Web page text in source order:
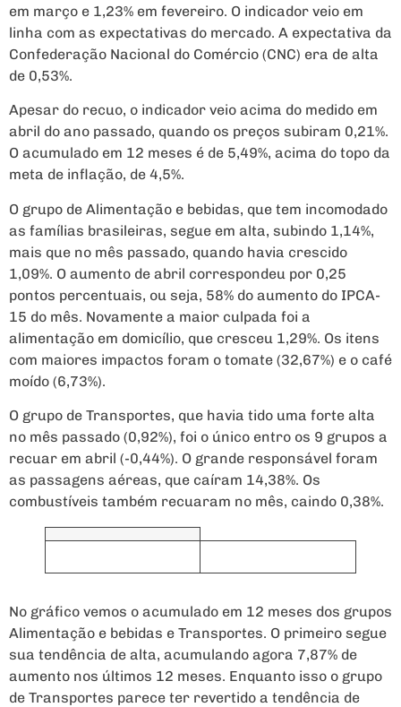
em março e 1,23% em fevereiro. O indicador veio em
linha com as expectativas do mercado. A expectativa da
Confederação Nacional do Comércio (CNC) era de alta
de 0,53%.
Apesar do recuo, o indicador veio acima do medido em
abril do ano passado, quando os preços subiram 0,21%.
O acumulado em 12 meses é de 5,49%, acima do topo da
meta de inflação, de 4,5%.
O grupo de Alimentação e bebidas, que tem incomodado
as famílias brasileiras, segue em alta, subindo 1,14%,
mais que no mês passado, quando havia crescido
1,09%. O aumento de abril correspondeu por 0,25
pontos percentuais, ou seja, 58% do aumento do IPCA-
15 do mês. Novamente a maior culpada foi a
alimentação em domicílio, que cresceu 1,29%. Os itens
com maiores impactos foram o tomate (32,67%) e o café
moído (6,73%).
O grupo de Transportes, que havia tido uma forte alta
no mês passado (0,92%), foi o único entro os 9 grupos a
recuar em abril (-0,44%). O grande responsável foram
as passagens aéreas, que caíram 14,38%. Os
combustíveis também recuaram no mês, caindo 0,38%.
No gráfico vemos o acumulado em 12 meses dos grupos
Alimentação e bebidas e Transportes. O primeiro segue
sua tendência de alta, acumulando agora 7,87% de
aumento nos últimos 12 meses. Enquanto isso o grupo
de Transportes parece ter revertido a tendência de